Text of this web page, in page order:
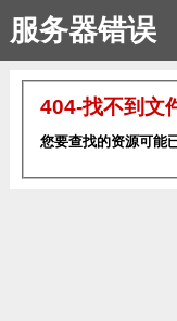
服务器错误
404-找不到文
您要查找的资源可能